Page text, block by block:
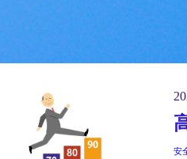
安